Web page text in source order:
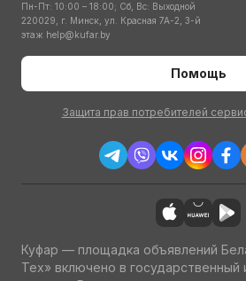
Пн-Пт: 10:00 – 18:00; Сб, Вс: Выходной
220029, г. Минск, ул. Красная 7А-2, 3-й
этаж help@kufar.by
Помощь
Защита прав потребителей
Куфар — площадка объявлений
Тех» включено в